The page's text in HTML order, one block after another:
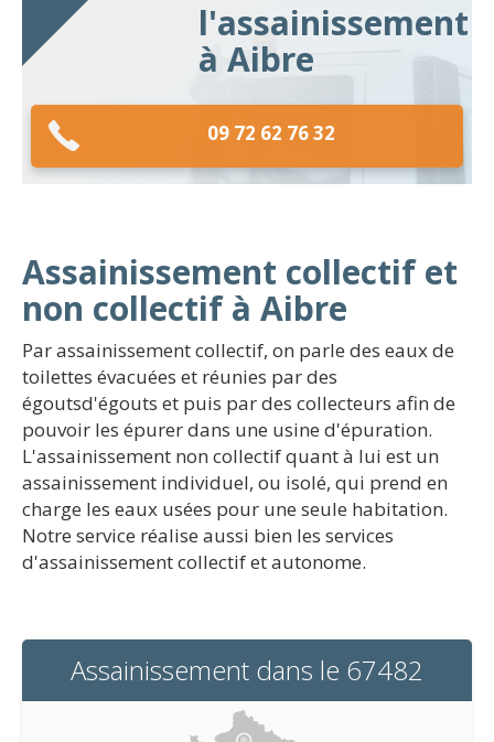
l'assainissement
à Aibre
09 72 62 76 32
Assainissement collectif et
non collectif à Aibre
Par assainissement collectif, on parle des eaux de
toilettes évacuées et réunies par des
égoutsd'égouts et puis par des collecteurs afin de
pouvoir les épurer dans une usine d'épuration.
L'assainissement non collectif quant à lui est un
assainissement individuel, ou isolé, qui prend en
charge les eaux usées pour une seule habitation.
Notre service réalise aussi bien les services
d'assainissement collectif et autonome.
Assainissement dans le 67482